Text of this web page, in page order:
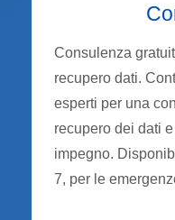
Consulenza
recupero dati.
esperti per una
recupero dei dati
impegno.
7, per le